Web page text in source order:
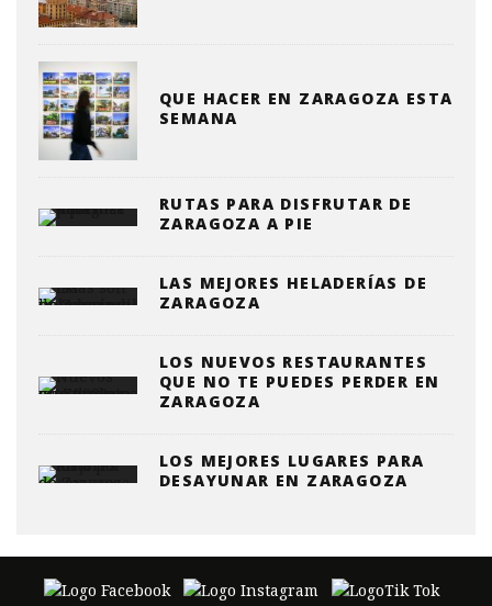
QUE HACER EN ZARAGOZA ESTA
SEMANA
RUTAS PARA DISFRUTAR DE
ZARAGOZA A PIE
LAS MEJORES HELADERÍAS DE
ZARAGOZA
LOS NUEVOS RESTAURANTES
QUE NO TE PUEDES PERDER EN
ZARAGOZA
LOS MEJORES LUGARES PARA
DESAYUNAR EN ZARAGOZA